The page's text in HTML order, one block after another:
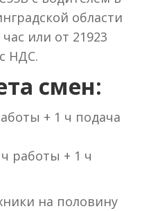
области
или от 21923
НДС.
смен:
+ 1 ч подача
работы + 1 ч
на половину